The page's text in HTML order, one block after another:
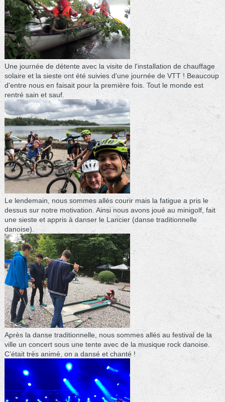
Une journée de détente avec la visite de l'installation de chauffage
solaire et la sieste ont été suivies d'une journée de VTT ! Beaucoup
d'entre nous en faisait pour la première fois. Tout le monde est
rentré sain et sauf.
Le lendemain, nous sommes allés courir mais la fatigue a pris le
dessus sur notre motivation. Ainsi nous avons joué au minigolf, fait
une sieste et appris à danser le Lancier (danse traditionnelle
danoise).
Après la danse traditionnelle, nous sommes allés au festival de la
ville un concert sous une tente avec de la musique rock danoise.
C’était très animé, on a dansé et chanté !